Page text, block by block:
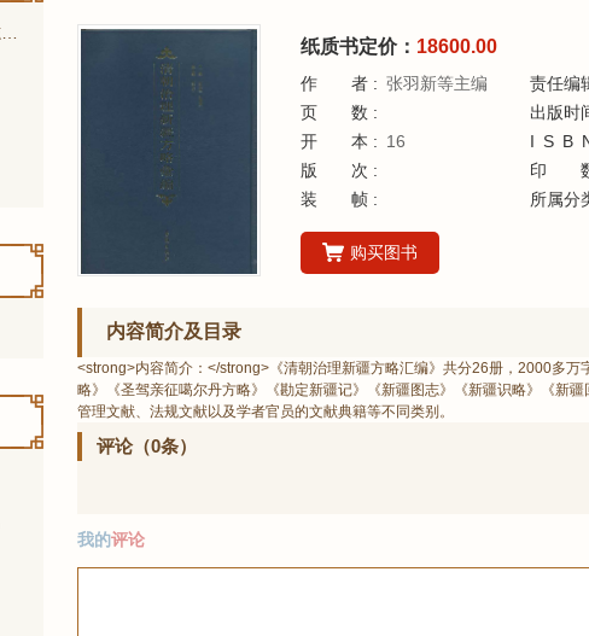
纸质书定价： 18600.00
作者张羽新等主编 责任编
页数
出版时
开本
16
版次
印
装帧
所属分
购买图书
内容简介及目录
<strong>内容简介：</strong>《清朝治理新疆方略汇编》共分26册，2000多
略》《圣驾亲征噶尔丹方略》《勘定新疆记》《新疆图志》《新疆识略》《新
管理文献、法规文献以及学者官员的文献典籍等不同类别。
评论（0条）
我的评论